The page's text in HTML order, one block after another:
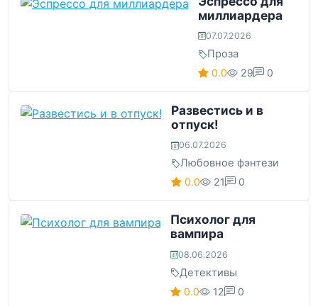
миллиардера
07.07.2026
Проза
0.0 29 0
Развестись и в
отпуск!
06.07.2026
Любовное фэнтези
0.0 21 0
Психолог для
вампира
08.06.2026
Детективы
0.0 12 0